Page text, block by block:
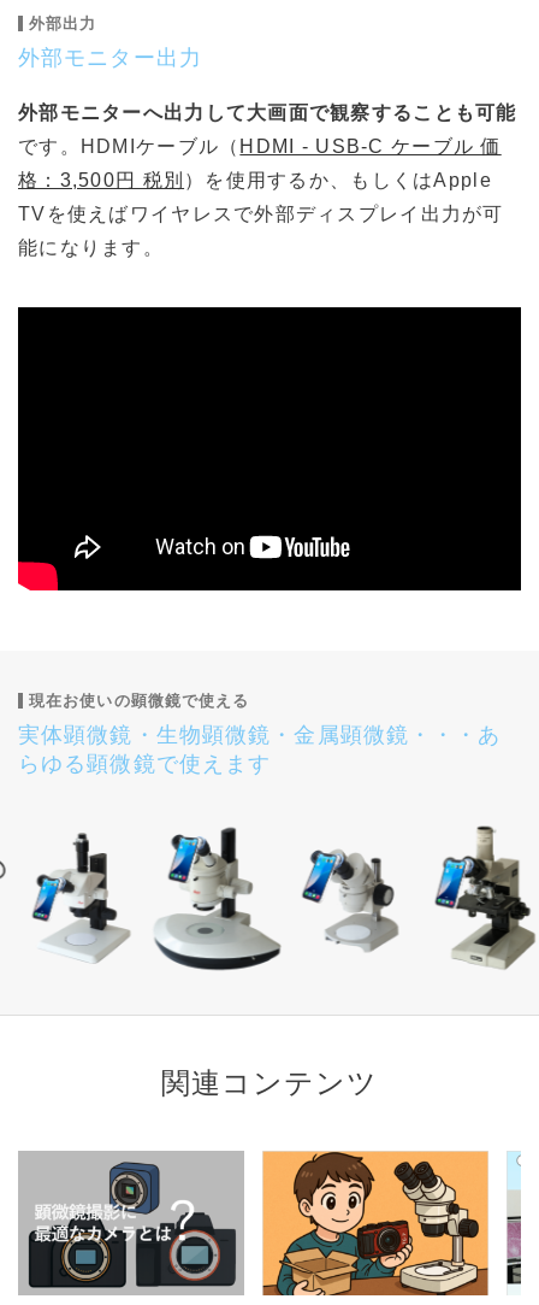
外部出力
外部モニター出力
外部モニターへ出力して大画面で観察することも可能
です。HDMIケーブル（ HDMI - USB-C ケーブル 価
格：3,500円 税別 ）を使用するか、もしくはApple
TVを使えばワイヤレスで外部ディスプレイ出力が可
能になります。
現在お使いの顕微鏡で使える
実体顕微鏡・生物顕微鏡・金属顕微鏡・・・あ
らゆる顕微鏡で使えます
関連コンテンツ